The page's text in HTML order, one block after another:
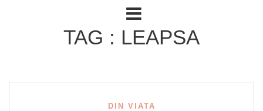
TAG : LEAPSA
DIN VIATA